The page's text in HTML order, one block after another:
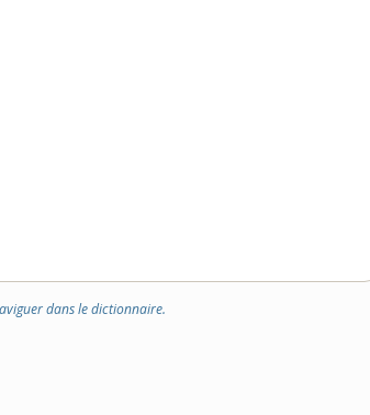
dans le dictionnaire.